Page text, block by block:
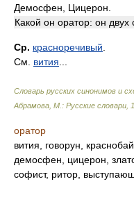
Демосфен, Цицерон.
Какой он оратор: он двух
Ср. красноречивый
См. вития
Словарь русских синонимов и
Абрамова, М.: Русские словари
оратор
вития, говорун,
демосфен, цицерон,
софист, ритор,